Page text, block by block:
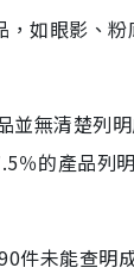
如眼影、
無清楚列
％的產品列
件未能查明